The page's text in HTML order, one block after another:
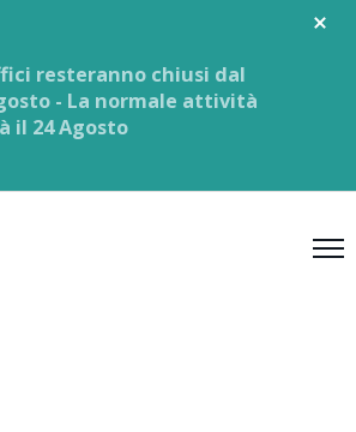
resteranno chiusi dal
- La normale attività
il 24 Agosto